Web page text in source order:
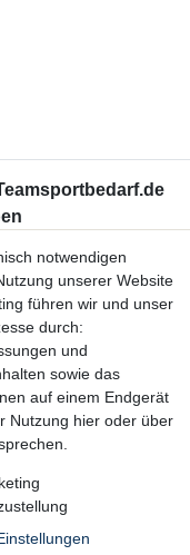
notwendigen
unserer Website
führen wir und unser
durch:
und
sowie das
auf einem Endgerät
Nutzung hier oder über